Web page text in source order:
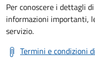
Per conoscere i dettagli
informazioni importanti,
servizio.
Termini e condizioni